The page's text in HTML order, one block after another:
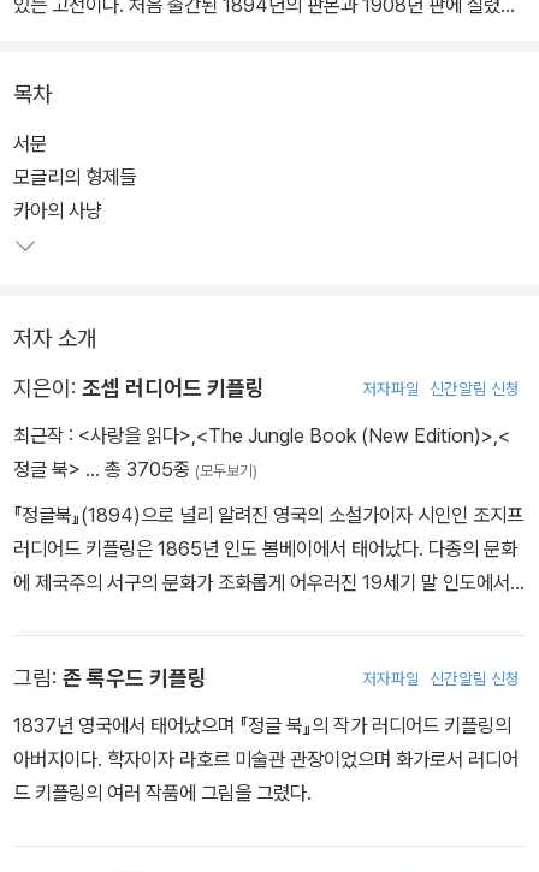
있는 고전이다. 처음 출간된 1894년의 판본과 1908년 판에 실렸던
을 충실히 옮겨 담았다.
소설뿐만 아니라 다수의 시와 산문을 남긴 러디어드 키플링은 19세
기 말부터 20세기 초까지 영국에서 가장 많은 사랑을 받은 작가 중
하나다. 그는 인도 뭄바이에서 태어나 이후 인도와 영국을 오가며 여
놀라운 상상력과 관찰력으로 정글 속 동물들의 모습을 일곱 편의 이
대표작이라 할 수 있다. 또한 단편이 소설의 장르로서 확립되는 데 기
여하고 의인화 기법을 본격적으로 소설에 도입하며 동물문학의 진수
를 보여 주었다는 점에서 높이 평가받는다.
목차
서문
모글리의 형제들
카아의 사냥
저자 소개
지은이: 조셉 러디어드 키플링 저자파일 신간알림 신청
최근작 : <사랑을 읽다>,<The Jungle Book (New Edition)>,<
정글 북> … 총 3705종 (모두보기)
『정글북』(1894)으로 널리 알려진 영국의 소설가이자 시인인 조지프
러디어드 키플링은 1865년 인도 봄베이에서 태어났다. 다종의 문화
에 제국주의 서구의 문화가 조화롭게 어우러진 19세기 말 인도에서
로 인도 전역을 다니며 원시적 장엄함이 살아 있는 드넓은 자연 풍경,
북인도 무슬림 다문화 사회 생활상 등을 관찰하여 글을 쓴 그는 불과
23세에 첫 단편집 『언덕으로부터의 평범한 이야기들』을 출간했다.
기존의 영국과 유럽 문학에서는 볼 수 없던 완전히 색다른 그의 작품
않는 군인들에게까지 큰 호응을 받는다. 또 아이들을 위한 이야기들
그림: 존 록우드 키플링 저자파일 신간알림 신청
1837년 영국에서 태어났으며 『정글 북』의 작가 러디어드 키플링의
아버지이다. 학자이자 라호르 미술관 관장이었으며 화가로서 러디어
드 키플링의 여러 작품에 그림을 그렸다.